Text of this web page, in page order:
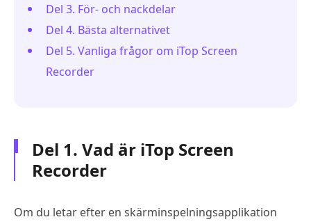
Del 3. För- och nackdelar
Del 4. Bästa alternativet
Del 5. Vanliga frågor om iTop Screen
Recorder
Del 1. Vad är iTop Screen
Recorder
Om du letar efter en skärminspelningsapplikation